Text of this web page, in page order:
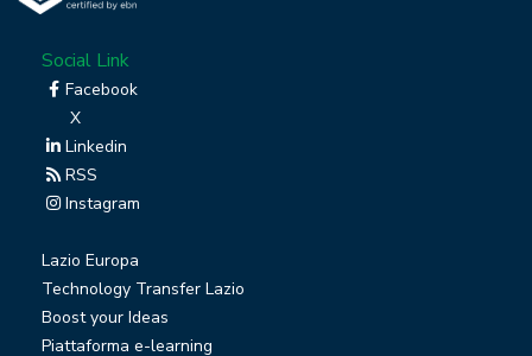
Social Link
Facebook
X
Linkedin
RSS
Instagram
Lazio Europa
Technology Transfer Lazio
Boost your Ideas
Piattaforma e-learning